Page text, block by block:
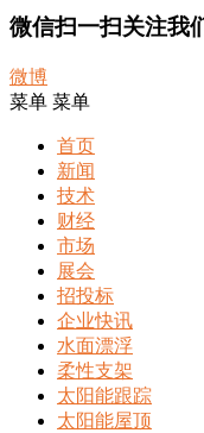
微信扫一扫关注我
微博
菜单 菜单
首页
新闻
技术
财经
市场
展会
招投标
企业快讯
水面漂浮
柔性支架
太阳能跟踪
太阳能屋顶